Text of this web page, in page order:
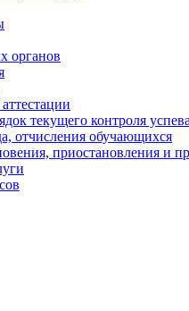
органов
текущего контроля
отчисления обучающихся
приостановления